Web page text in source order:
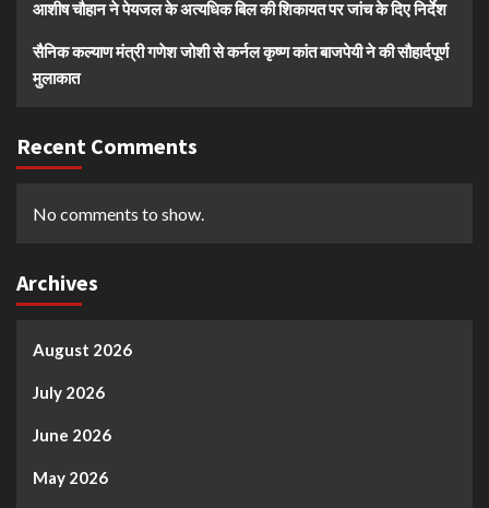
आशीष चौहान ने पेयजल के अत्यधिक बिल की शिकायत पर जांच के दिए निर्देश
सैनिक कल्याण मंत्री गणेश जोशी से कर्नल कृष्ण कांत बाजपेयी ने की सौहार्दपूर्ण
मुलाकात
Recent Comments
No comments to show.
Archives
August 2026
July 2026
June 2026
May 2026